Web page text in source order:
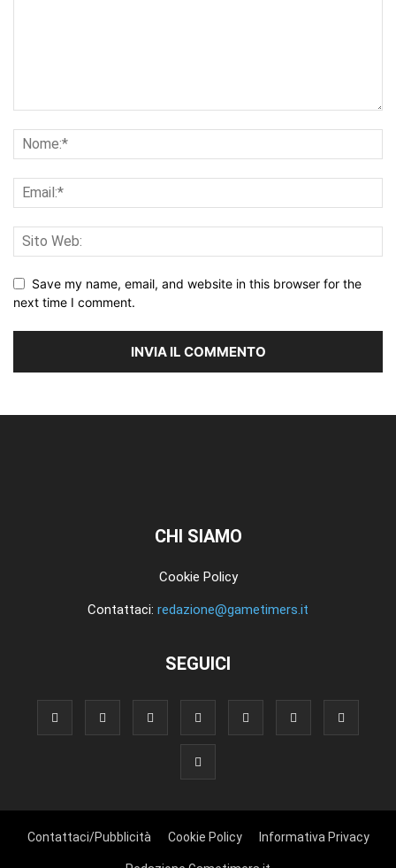
Save my name, email, and website in this browser for the
next time I comment.
CHI SIAMO
Cookie Policy
Contattaci: redazione@gametimers.it
SEGUICI
Contattaci/Pubblicità Cookie Policy Informativa Privacy